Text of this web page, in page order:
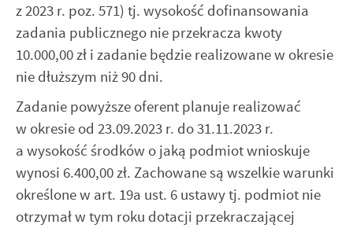
z 2023 r. poz. 571) tj. wysokość dofinansowania
zadania publicznego nie przekracza kwoty
10.000,00 zł i zadanie będzie realizowane w okresie
nie dłuższym niż 90 dni.
Zadanie powyższe oferent planuje realizować
w okresie od 23.09.2023 r. do 31.11.2023 r.
a wysokość środków o jaką podmiot wnioskuje
wynosi 6.400,00 zł. Zachowane są wszelkie warunki
określone w art. 19a ust. 6 ustawy tj. podmiot nie
otrzymał w tym roku dotacji przekraczającej